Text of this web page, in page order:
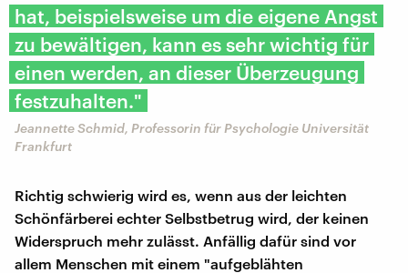
hat, beispielsweise um die eigene Angst
zu bewältigen, kann es sehr wichtig für
einen werden, an dieser Überzeugung
festzuhalten."
Jeannette Schmid, Professorin für Psychologie Universität
Frankfurt
Richtig schwierig wird es, wenn aus der leichten
Schönfärberei echter Selbstbetrug wird, der keinen
Widerspruch mehr zulässt. Anfällig dafür sind vor
allem Menschen mit einem "aufgeblähten